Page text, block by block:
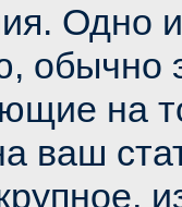
Одно
обычно
на
ваш